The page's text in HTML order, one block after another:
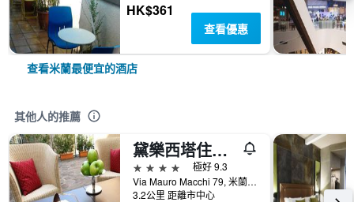
HK$361
查看優惠
查看米蘭最便宜的酒店
其他人的推薦
黛樂西塔住宿酒店
4星級
極好 9.3
Via Mauro Macchi 79, 米蘭, 米蘭, 義大利
3.2公里 距離市中心